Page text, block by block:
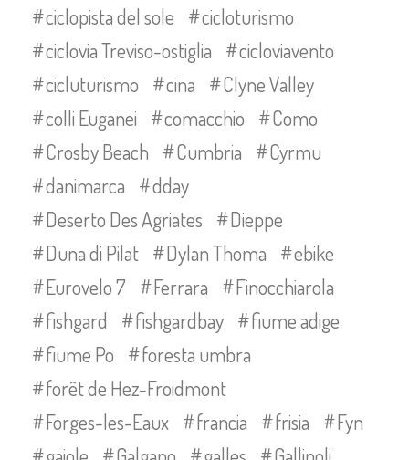
ciclopista del sole
cicloturismo
ciclovia Treviso-ostiglia
cicloviavento
cicluturismo
cina
Clyne Valley
colli Euganei
comacchio
Como
Crosby Beach
Cumbria
Cyrmu
danimarca
dday
Deserto Des Agriates
Dieppe
Duna di Pilat
Dylan Thoma
ebike
Eurovelo 7
Ferrara
Finocchiarola
fishgard
fishgardbay
fiume adige
fiume Po
foresta umbra
forêt de Hez-Froidmont
Forges-les-Eaux
francia frisia
Fyn